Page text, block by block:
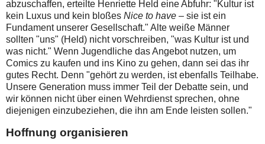
abzuschaffen, erteilte Henriette Held eine Abfuhr: "Kultur ist
kein Luxus und kein bloßes Nice to have – sie ist ein
Fundament unserer Gesellschaft." Alte weiße Männer
sollten "uns" (Held) nicht vorschreiben, "was Kultur ist und
was nicht." Wenn Jugendliche das Angebot nutzen, um
Comics zu kaufen und ins Kino zu gehen, dann sei das ihr
gutes Recht. Denn "gehört zu werden, ist ebenfalls Teilhabe.
Unsere Generation muss immer Teil der Debatte sein, und
wir können nicht über einen Wehrdienst sprechen, ohne
diejenigen einzubeziehen, die ihn am Ende leisten sollen."
Hoffnung organisieren